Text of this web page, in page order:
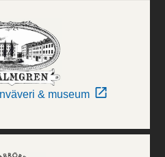
& museum